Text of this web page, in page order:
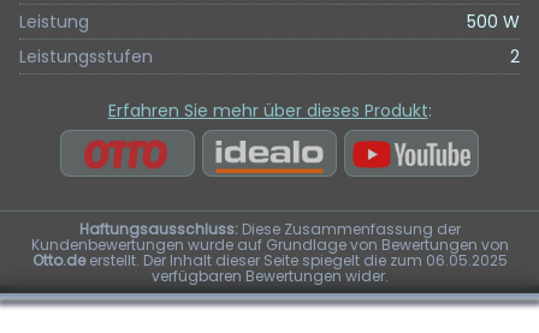
Leistung
500 W
Leistungsstufen
2
Erfahren Sie mehr über dieses Produkt:
Haftungsausschluss:Diese Zusammenfassung der
Kundenbewertungen wurde auf Grundlage von Bewertungen von
Otto.deerstellt. Der Inhalt dieser Seite spiegelt die zum 06.05.2025
verfügbaren Bewertungen wider.